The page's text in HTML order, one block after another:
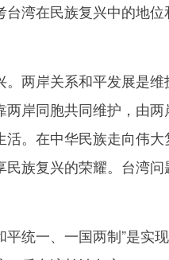
湾在民族复兴中的地
岸关系和平发展是维
岸同胞共同维护，由
。在中华民族走向伟
族复兴的荣耀。台湾
统一、一国两制”是实